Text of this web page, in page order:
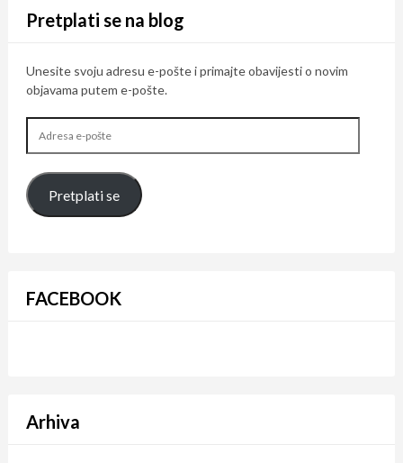
Pretplati se na blog
Unesite svoju adresu e-pošte i primajte obavijesti o novim
objavama putem e-pošte.
Pretplati se
FACEBOOK
Arhiva